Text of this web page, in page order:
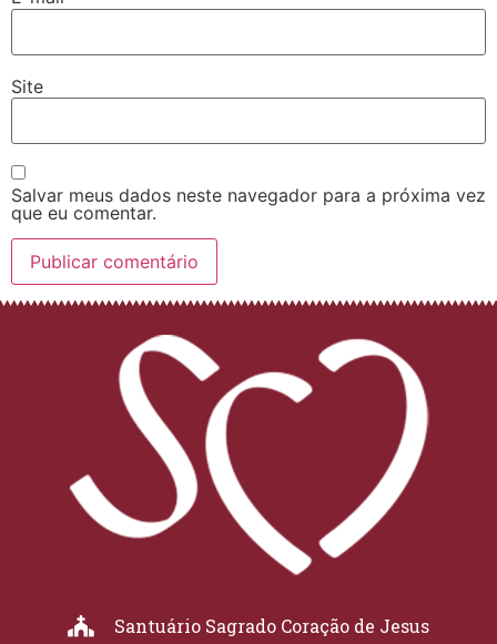
Site
Salvar meus dados neste navegador para a próxima vez
que eu comentar.
Santuário Sagrado Coração de Jesus